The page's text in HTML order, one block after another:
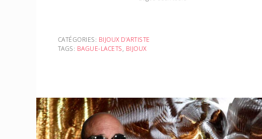
CATÉGORIES: BIJOUX D'ARTISTE
TAGS: BAGUE-LACETS BIJOUX